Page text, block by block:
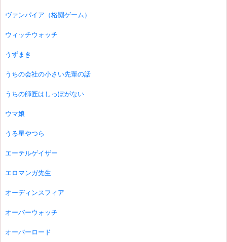
ヴァンパイア（格闘ゲーム）
ウィッチウォッチ
うずまき
うちの会社の小さい先輩の話
うちの師匠はしっぽがない
ウマ娘
うる星やつら
エーテルゲイザー
エロマンガ先生
オーディンスフィア
オーバーウォッチ
オーバーロード